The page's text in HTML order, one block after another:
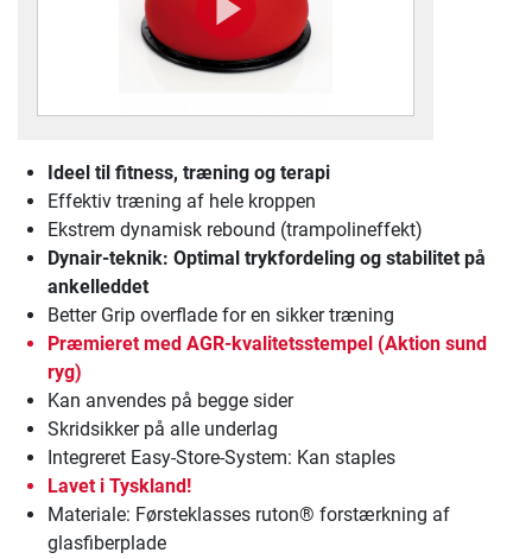
Ideel til fitness, træning og terapi
Effektiv træning af hele kroppen
Ekstrem dynamisk rebound (trampolineffekt)
Dynair-teknik: Optimal trykfordeling og stabilitet på
ankelleddet
Better Grip overflade for en sikker træning
Præmieret med AGR-kvalitetsstempel (Aktion sund
ryg)
Kan anvendes på begge sider
Skridsikker på alle underlag
Integreret Easy-Store-System: Kan staples
Lavet i Tyskland!
Materiale: Førsteklasses ruton® forstærkning af
glasfiberplade